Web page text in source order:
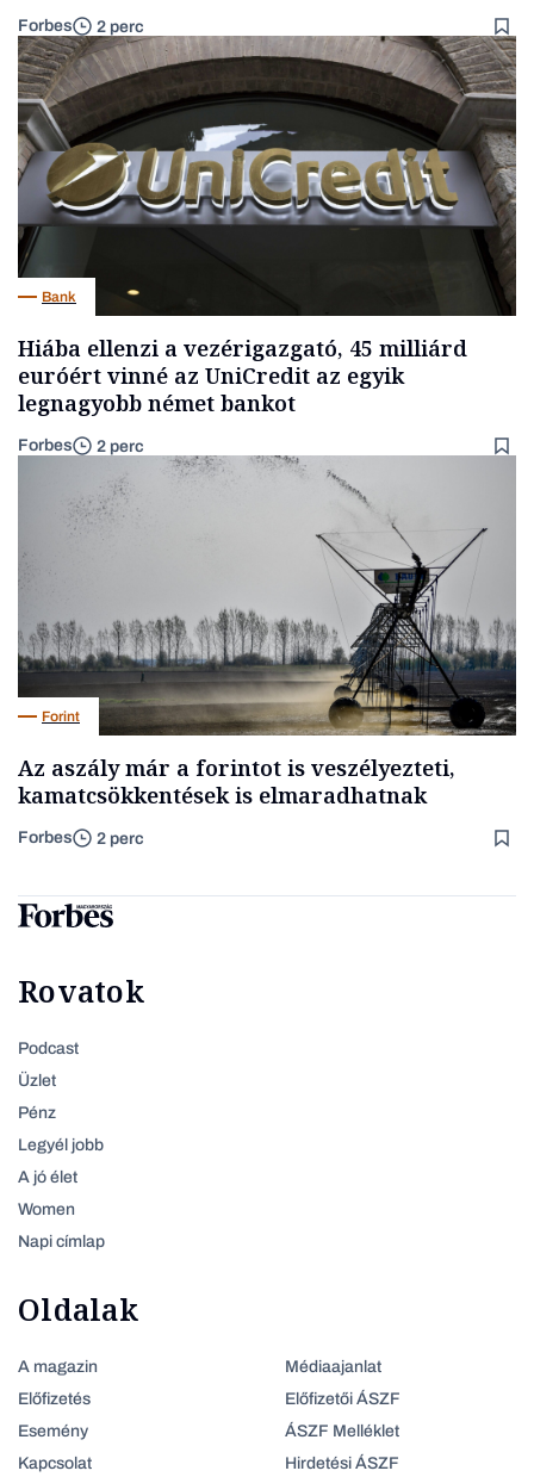
Forbes 2 perc
Bank
Hiába ellenzi a vezérigazgató, 45 milliárd
euróért vinné az UniCredit az egyik
legnagyobb német bankot
Forbes 2 perc
Forint
Az aszály már a forintot is veszélyezteti,
kamatcsökkentések is elmaradhatnak
Forbes 2 perc
Rovatok
Podcast
Üzlet
Pénz
Legyél jobb
A jó élet
Women
Napi címlap
Oldalak
A magazin
Előfizetés
Esemény
Kapcsolat
Médiaajanlat
Előfizetői ÁSZF
ÁSZF Melléklet
Hirdetési ÁSZF